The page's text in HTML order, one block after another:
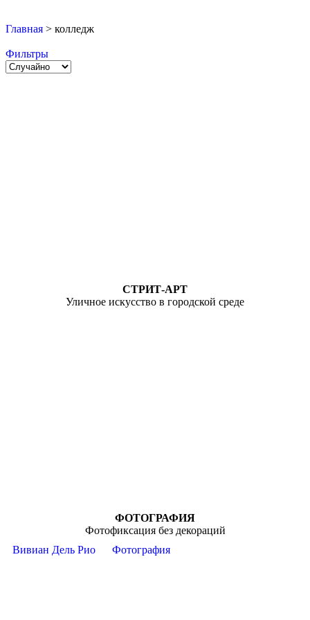
Главная > колледж
Фильтры
СТРИТ-АРТ
Уличное искусство в городской среде
ФОТОГРАФИЯ
Фотофиксация без декораций
Вивиан Дель Рио
Фотография